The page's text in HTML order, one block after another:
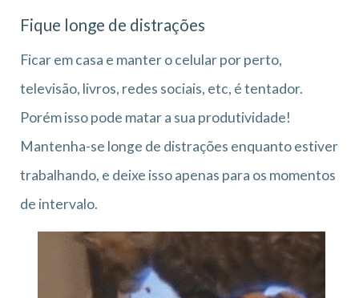
Fique longe de distrações
Ficar em casa e manter o celular por perto,
televisão, livros, redes sociais, etc, é tentador.
Porém isso pode matar a sua produtividade!
Mantenha-se longe de distrações enquanto estiver
trabalhando, e deixe isso apenas para os momentos
de intervalo.